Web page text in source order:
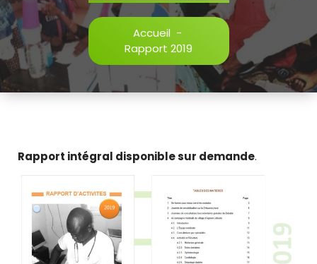
Accueil -
Rapport 2019
Rapport intégral disponible sur demande.